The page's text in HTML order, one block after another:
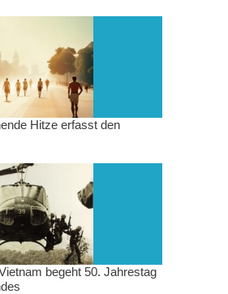
Hitze erfasst den
begeht 50. Jahrestag